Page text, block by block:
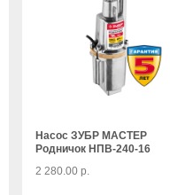
Насос ЗУБР МАСТЕР
Родничок НПВ-240-16
2 280.00 р.